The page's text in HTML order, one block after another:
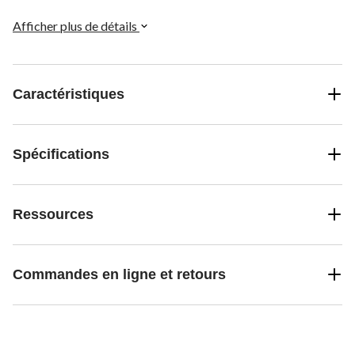
Afficher plus de détails
Caractéristiques
Spécifications
Ressources
Commandes en ligne et retours